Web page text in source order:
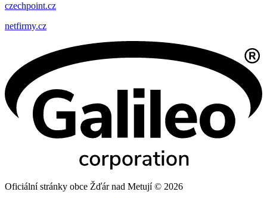
czechpoint.cz
netfirmy.cz
Oficiální stránky obce Žďár nad Metují © 2026